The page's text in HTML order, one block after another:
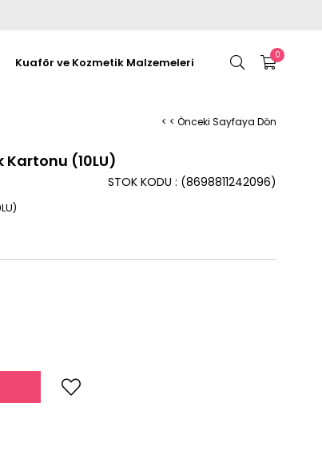
0
Kuaför ve Kozmetik Malzemeleri
< < Önceki Sayfaya Dön
(10LU)
STOK KODU (8698811242096)